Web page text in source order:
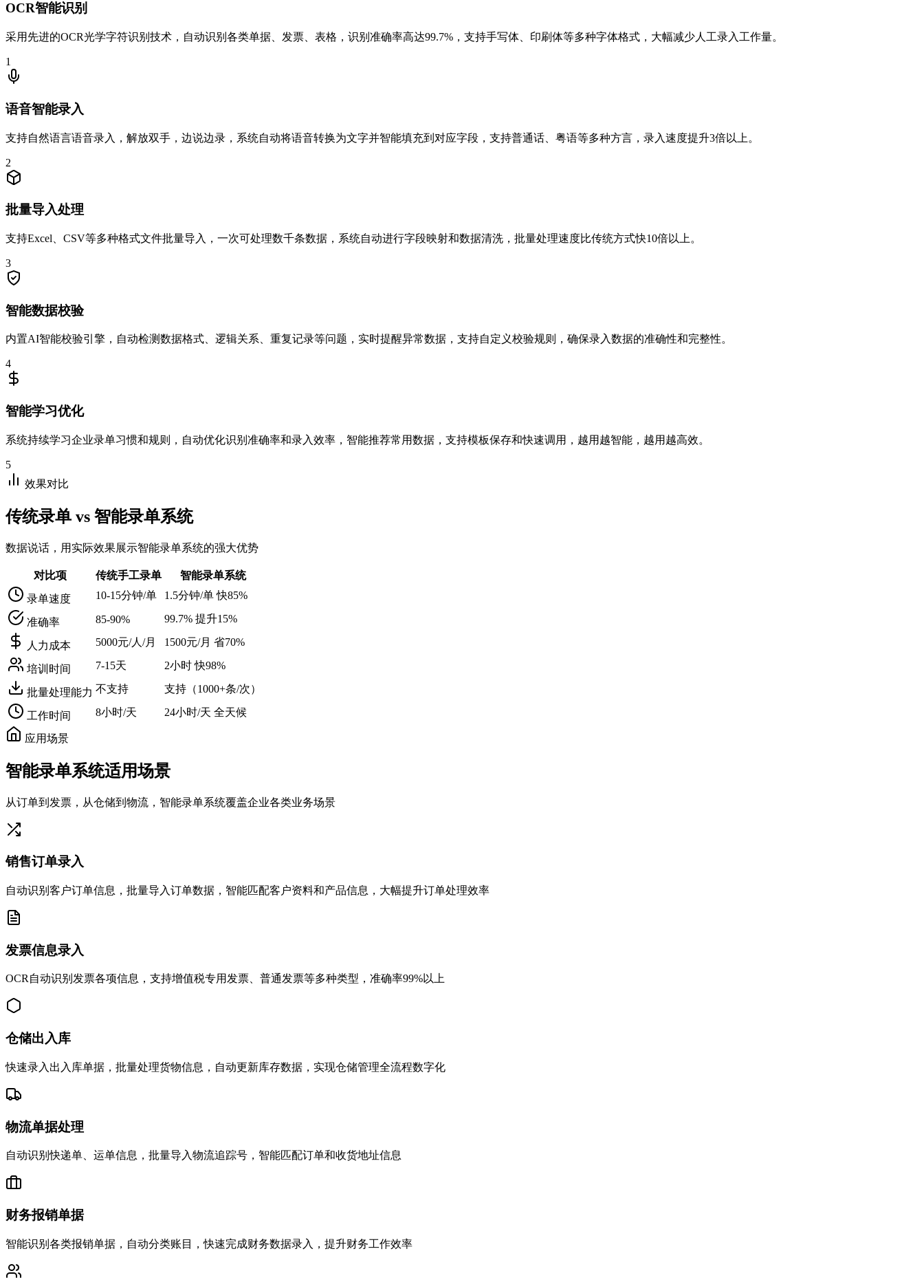
OCR智能识别
采用先进的OCR光学字符识别技术，自动识别各类单据、发票、表格，识别准确率高达99.7%，支持手写体、印刷体等多种字体格式，大幅减少人工录入工作量。
1
语音智能录入
支持自然语言语音录入，解放双手，边说边录，系统自动将语音转换为文字并智能填充到对应字段，支持普通话、粤语等多种方言，录入速度提升3倍以上。
2
批量导入处理
支持Excel、CSV等多种格式文件批量导入，一次可处理数千条数据，系统自动进行字段映射和数据清洗，批量处理速度比传统方式快10倍以上。
3
智能数据校验
内置AI智能校验引擎，自动检测数据格式、逻辑关系、重复记录等问题，实时提醒异常数据，支持自定义校验规则，确保录入数据的准确性和完整性。
4
智能学习优化
系统持续学习企业录单习惯和规则，自动优化识别准确率和录入效率，智能推荐常用数据，支持模板保存和快速调用，越用越智能，越用越高效。
5
效果对比
传统录单 vs 智能录单系统
数据说话，用实际效果展示智能录单系统的强大优势
对比项 传统手工录单
智能录单系统
录单速度
10-15分钟/单 1.5分钟/单 快85%
准确率 85-90% 99.7% 提升15%
人力成本 5000元/人/月 1500元/月 省70%
培训时间 7-15天 2小时 快98%
批量处理能力 不支持 支持（1000+条/次）
工作时间 8小时/天 24小时/天 全天候
应用场景
智能录单系统适用场景
从订单到发票，从仓储到物流，智能录单系统覆盖企业各类业务场景
销售订单录入
自动识别客户订单信息，批量导入订单数据，智能匹配客户资料和产品信息，大幅提升订单处理效率
发票信息录入
OCR自动识别发票各项信息，支持增值税专用发票、普通发票等多种类型，准确率99%以上
仓储出入库
快速录入出入库单据，批量处理货物信息，自动更新库存数据，实现仓储管理全流程数字化
物流单据处理
自动识别快递单、运单信息，批量导入物流追踪号，智能匹配订单和收货地址信息
财务报销单据
智能识别各类报销单据，自动分类账目，快速完成财务数据录入，提升财务工作效率